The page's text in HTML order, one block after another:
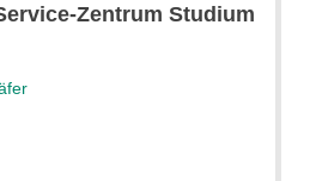
Zentrum Studium